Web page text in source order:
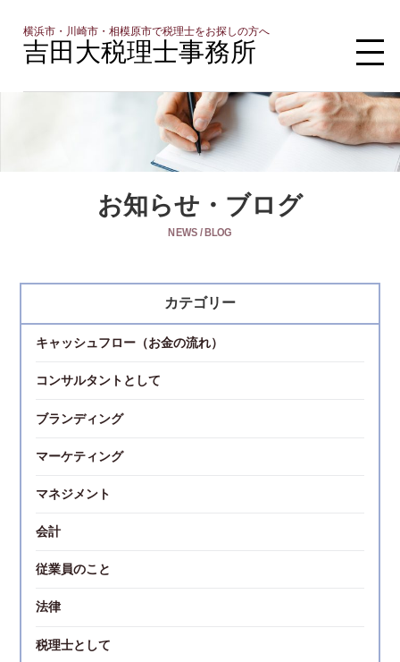
横浜市・川崎市・相模原市で税理士をお探しの方へ
吉田大税理士事務所
お知らせ・ブログ
NEWS / BLOG
カテゴリー
キャッシュフロー（お金の流れ）
コンサルタントとして
ブランディング
マーケティング
マネジメント
会計
従業員のこと
法律
税理士として